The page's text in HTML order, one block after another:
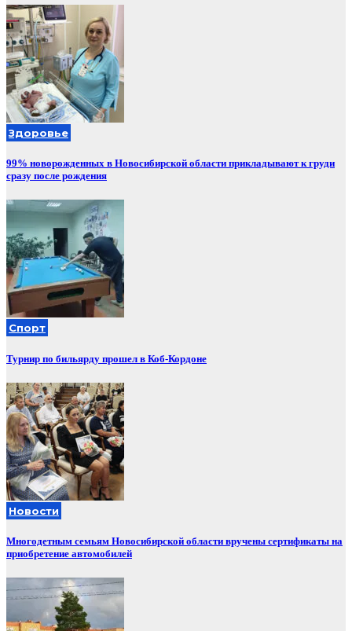
Здоровье
99% новорожденных в Новосибирской области прикладывают к груди
сразу после рождения
Спорт
Турнир по бильярду прошел в Коб-Кордоне
Новости
Многодетным семьям Новосибирской области вручены сертификаты на
приобретение автомобилей